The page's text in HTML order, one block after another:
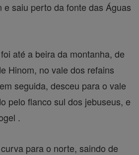
e saiu perto da fonte das Águas
até a beira da montanha, de
Hinom, no vale dos refains
seguida, desceu para o vale
pelo flanco sul dos jebuseus, e
.
para o norte, saindo de